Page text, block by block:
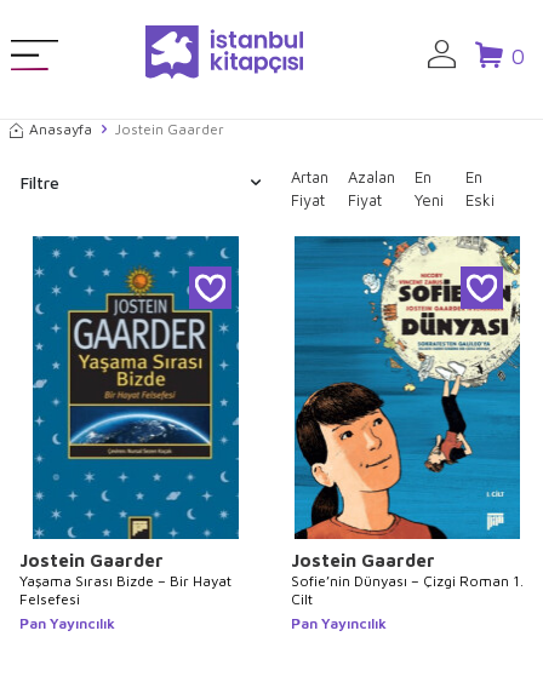
0
Anasayfa Jostein Gaarder
Filtre
Artan
Fiyat
Azalan
Fiyat
En
Yeni
En
Eski
Jostein Gaarder
Yaşama Sırası Bizde – Bir Hayat
Felsefesi
Pan Yayıncılık
Jostein Gaarder
Sofie’nin Dünyası – Çizgi Roman 1.
Cilt
Pan Yayıncılık